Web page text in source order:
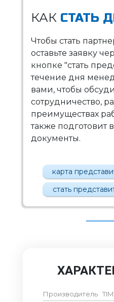
КАК СТАТЬ
Чтобы стать
оставьте заявку
кнопке "стать
течение дня
вами, чтобы
сотрудничество,
преимуществах
также подготовит
документы.
карта
стать
Производитель TIM